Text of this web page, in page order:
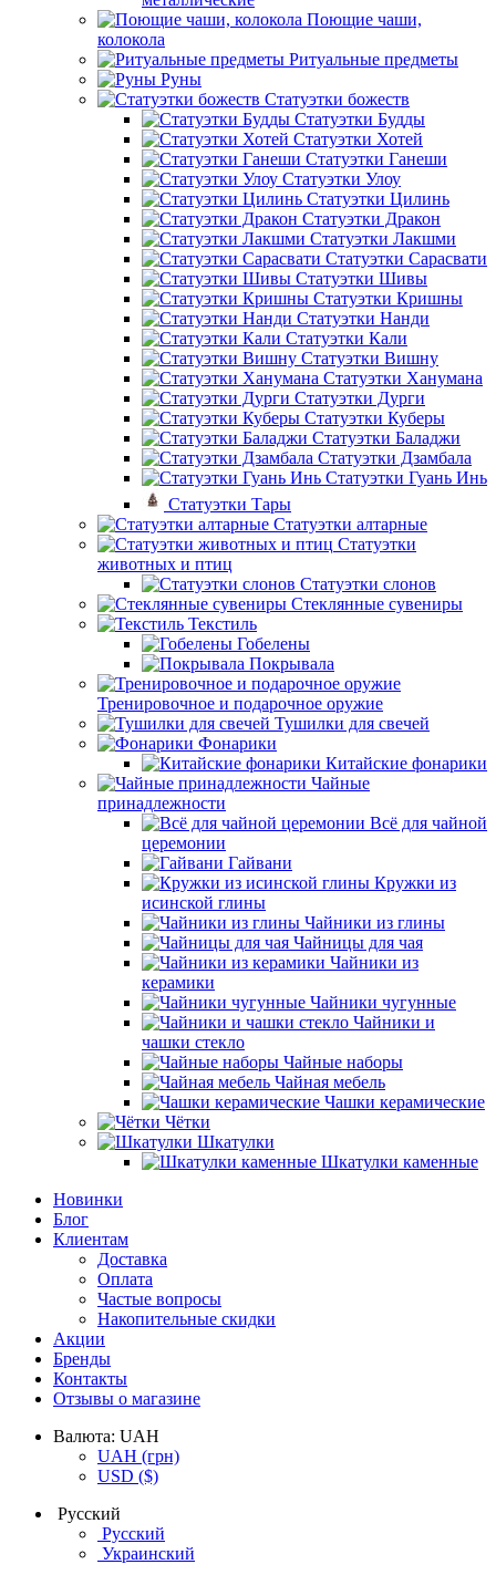
Поющие чаши,
колокола
Ритуальные предметы
Руны
Статуэтки божеств
Статуэтки Будды
Статуэтки Хотей
Статуэтки Ганеши
Статуэтки Улоу
Статуэтки Цилинь
Статуэтки Дракон
Статуэтки Лакшми
Статуэтки Сарасвати
Статуэтки Шивы
Статуэтки Кришны
Статуэтки Нанди
Статуэтки Кали
Статуэтки Вишну
Статуэтки Ханумана
Статуэтки Дурги
Статуэтки Куберы
Статуэтки Баладжи
Статуэтки Дзамбала
Статуэтки Гуань Инь
Статуэтки Тары
Статуэтки алтарные
Статуэтки
животных и птиц
Статуэтки слонов
Стеклянные сувениры
Текстиль
Гобелены
Покрывала
Тренировочное и подарочное оружие
Тушилки для свечей
Фонарики
Китайские фонарики
Чайные
принадлежности
Всё для чайной
церемонии
Гайвани
Кружки из
исинской глины
Чайники из глины
Чайницы для чая
Чайники из
керамики
Чайники чугунные
Чайники и
чашки стекло
Чайные наборы
Чайная мебель
Чашки керамические
Чётки
Шкатулки
Шкатулки каменные
Новинки
Блог
Клиентам
Доставка
Оплата
Частые вопросы
Накопительные скидки
Акции
Бренды
Контакты
Отзывы о магазине
Валюта: UAH
UAH (грн)
USD ($)
Русский
Русский
Украинский